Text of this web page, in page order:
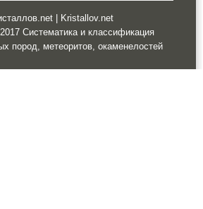
| Kristallov.net
Систематика и классификация
пород, метеоритов, окаменелостей